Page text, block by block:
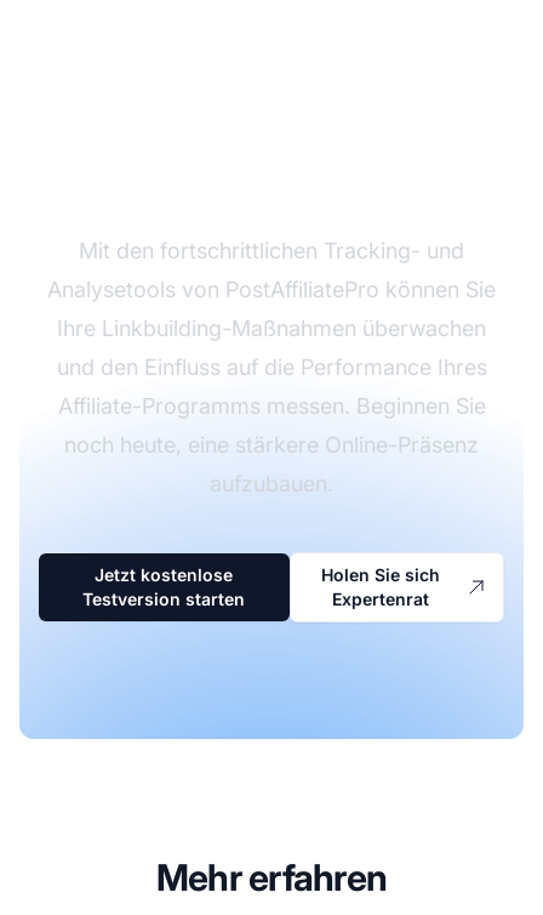
Mit den fortschrittlichen Tracking- und
Analysetools von PostAffiliatePro können Sie
Ihre Linkbuilding-Maßnahmen überwachen
und den Einfluss auf die Performance Ihres
Affiliate-Programms messen. Beginnen Sie
noch heute, eine stärkere Online-Präsenz
aufzubauen.
Jetzt kostenlose
Testversion starten
Holen Sie sich
Expertenrat
Mehr erfahren